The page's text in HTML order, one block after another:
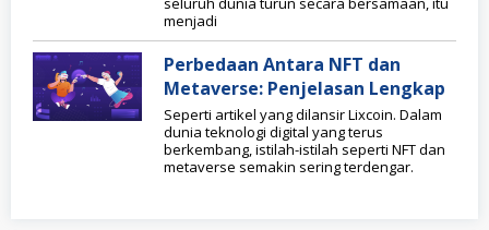
menjadi
Perbedaan Antara NFT dan
Metaverse: Penjelasan Lengkap
Seperti artikel yang dilansir Lixcoin. Dalam
dunia teknologi digital yang terus
berkembang, istilah-istilah seperti NFT dan
metaverse semakin sering terdengar.